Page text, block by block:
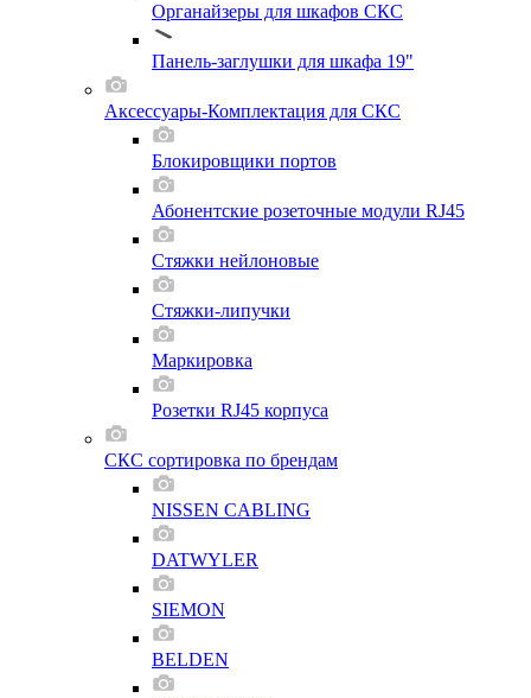
Органайзеры для шкафов СКС
Панель-заглушки для шкафа 19"
Аксессуары-Комплектация для СКС
Блокировщики портов
Абонентские розеточные модули RJ45
Стяжки нейлоновые
Стяжки-липучки
Маркировка
Розетки RJ45 корпуса
СКС сортировка по брендам
NISSEN CABLING
DATWYLER
SIEMON
BELDEN